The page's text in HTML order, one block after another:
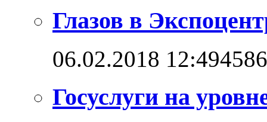
Глазов в
06.02.2018 12:494586
Госуслуги на